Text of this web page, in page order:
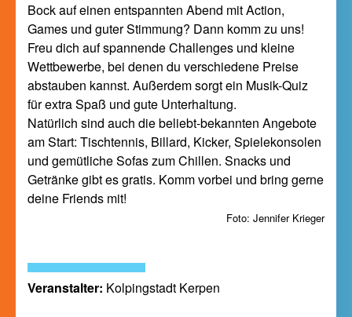
Bock auf einen entspannten Abend mit Action,
Games und guter Stimmung? Dann komm zu uns!
Freu dich auf spannende Challenges und kleine
Wettbewerbe, bei denen du verschiedene Preise
abstauben kannst. Außerdem sorgt ein Musik-Quiz
für extra Spaß und gute Unterhaltung.
Natürlich sind auch die beliebt-bekannten Angebote
am Start: Tischtennis, Billard, Kicker, Spielekonsolen
und gemütliche Sofas zum Chillen. Snacks und
Getränke gibt es gratis. Komm vorbei und bring gerne
deine Friends mit!
Foto: Jennifer Krieger
Veranstalter: Kolpingstadt Kerpen